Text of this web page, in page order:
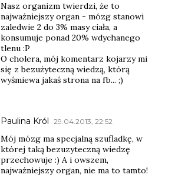
Nasz organizm twierdzi, że to
najważniejszy organ - mózg stanowi
zaledwie 2 do 3% masy ciała, a
konsumuje ponad 20% wdychanego
tlenu :P
O cholera, mój komentarz kojarzy mi
się z bezużyteczną wiedzą, którą
wyśmiewa jakaś strona na fb... ;)
Paulina Król 29.04.2013, 22:52
Mój mózg ma specjalną szufladkę, w
której taką bezuzyteczną wiedzę
przechowuje :) A i owszem,
najważniejszy organ, nie ma to tamto!